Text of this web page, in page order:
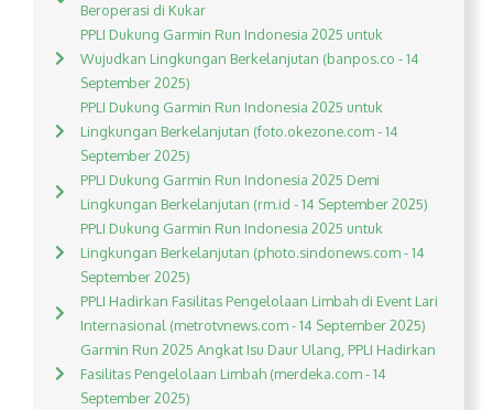
Beroperasi di Kukar
PPLI Dukung Garmin Run Indonesia 2025 untuk
Wujudkan Lingkungan Berkelanjutan (banpos.co - 14
September 2025)
PPLI Dukung Garmin Run Indonesia 2025 untuk
Lingkungan Berkelanjutan (foto.okezone.com - 14
September 2025)
PPLI Dukung Garmin Run Indonesia 2025 Demi
Lingkungan Berkelanjutan (rm.id - 14 September 2025)
PPLI Dukung Garmin Run Indonesia 2025 untuk
Lingkungan Berkelanjutan (photo.sindonews.com - 14
September 2025)
PPLI Hadirkan Fasilitas Pengelolaan Limbah di Event Lari
Internasional (metrotvnews.com - 14 September 2025)
Garmin Run 2025 Angkat Isu Daur Ulang, PPLI Hadirkan
Fasilitas Pengelolaan Limbah (merdeka.com - 14
September 2025)